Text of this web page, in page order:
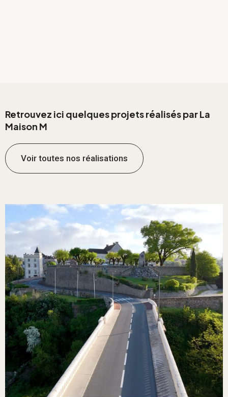
Retrouvez ici quelques projets réalisés par La
Maison M
Voir toutes nos réalisations
Tournage vidéo et drone -